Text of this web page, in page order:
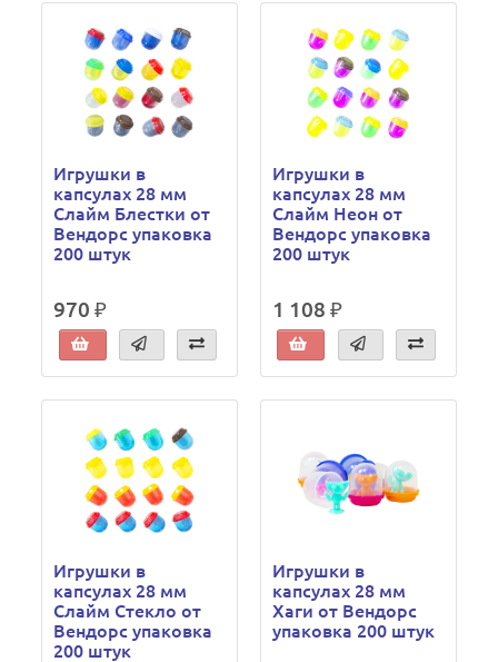
Игрушки в
капсулах 28 мм
Слайм Блестки от
Вендорс упаковка
200 штук
970 ₽
Игрушки в
капсулах 28 мм
Слайм Неон от
Вендорс упаковка
200 штук
1 108 ₽
Игрушки в
капсулах 28 мм
Слайм Стекло от
Вендорс упаковка
200 штук
Игрушки в
капсулах 28 мм
Хаги от Вендорс
упаковка 200 штук